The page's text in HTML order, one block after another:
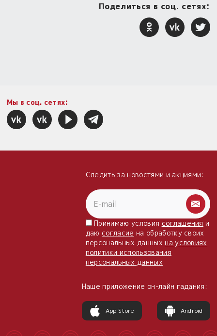
Поделиться в соц. сетях:
Мы в соц. сетях:
Следить за новостями и акциями:
Принимаю условия соглашения и
даю согласие на обработку своих
персональных данныхна условиях
политики использования
персональных данных
Наше приложение он-лайн гадания:
App Store Android